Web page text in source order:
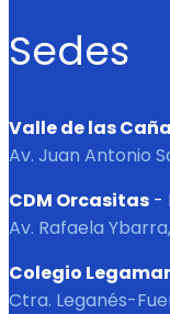
Sedes
Valle de las
Av. Juan Antonio
CDM Orcasitas -
Av. Rafaela
Colegio Legamar
Ctra. Leganés-